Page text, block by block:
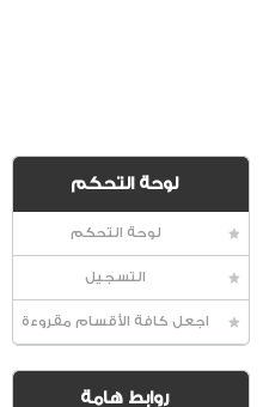
لوحة التحكم
لوحة التحكم
التسجيل
اجعل كافة الأقسام مقروءة
روابط هامة